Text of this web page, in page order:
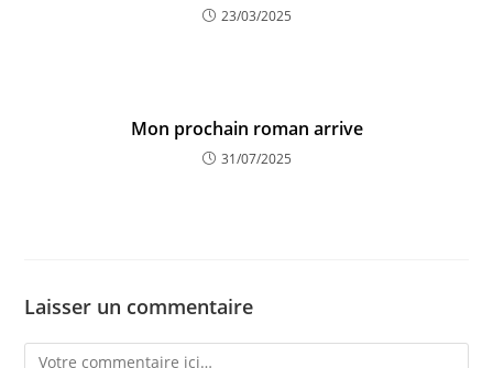
23/03/2025
Mon prochain roman arrive
31/07/2025
Laisser un commentaire